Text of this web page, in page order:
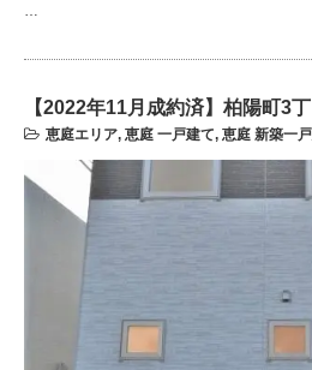
…
【2022年11月成約済】柏陽町3
恵庭エリア, 恵庭 一戸建て, 恵庭 新築一